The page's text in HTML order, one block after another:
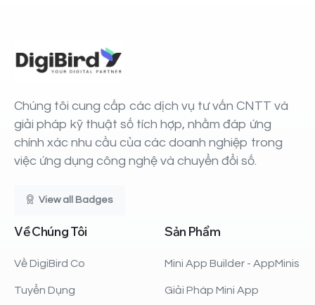
Chúng tôi cung cấp các dịch vụ tư vấn CNTT và
giải pháp kỹ thuật số tích hợp, nhằm đáp ứng
chính xác nhu cầu của các doanh nghiệp trong
việc ứng dụng công nghệ và chuyển đổi số.
View all Badges
VềChúngTôi
Về DigiBird Co
Tuyển Dụng
Sản Phẩm
Mini App Builder - AppMinis
Giải Pháp Mini App